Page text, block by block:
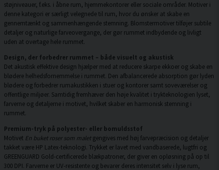
støjniveauer, f.eks. i åbne rum, hjemmekontorer eller sociale områder. Motiver i
denne kategori er særligt velegnede til rum, hvor du ønsker at skabe en
gennemtænkt og sammenhængende stemning. Blomstermotiver tilføjer subtile
detaljer og naturlige farveovergange, der gør rummet indbydende og livligt
uden at overtage hele rummet.
Design, der forbedrer rummet – både visuelt og akustisk
Det akustisk effektive design hjælper med at reducere skarpe ekkoer og skabe en
blødere helhedsfornemmelse i rummet. Den afbalancerede absorption gør lyden
blødere og forbedrer rumakustikken i stuer og kontorer samt soveværelser og
offentlige miljøer. Samtidig fremhæver den høje kvalitet i trykteknologien lyset,
farverne og detaljerne i motivet, hvilket skaber en harmonisk stemning i
rummet.
Premium-tryk på polyester- eller bomuldsstof
Motivet En buket roser som maletgengives med høj farvepræcision og detaljer
takket være HP Latex-teknologi. Trykket er lavet med vandbaserede, lugtfri og
GREENGUARD Gold-certificerede blækpatroner, der giver en opløsning på op til
300 DPI. Farverne er UV-resistente og bevarer deres intensitet selv i lyse rum,